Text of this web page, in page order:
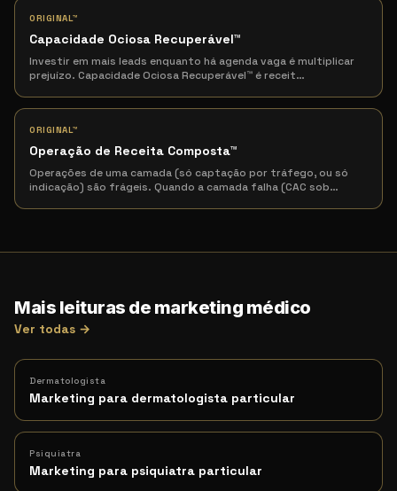
ORIGINAL™
Capacidade Ociosa Recuperável™
Investir em mais leads enquanto há agenda vaga é multiplicar
prejuízo. Capacidade Ociosa Recuperável™ é receit…
ORIGINAL™
Operação de Receita Composta™
Operações de uma camada (só captação por tráfego, ou só
indicação) são frágeis. Quando a camada falha (CAC sob…
Mais leituras de marketing médico
Ver todas →
Dermatologista
Marketing para dermatologista particular
Psiquiatra
Marketing para psiquiatra particular